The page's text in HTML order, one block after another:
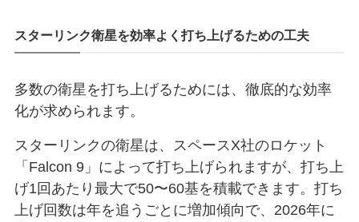
スターリンク衛星を効率よく打ち上げるための工夫
多数の衛星を打ち上げるためには、徹底的な効率
化が求められます。
スターリンクの衛星は、スペースX社のロケット
「Falcon 9」によって打ち上げられますが、打ち上
げ1回あたり最大で50〜60基を積載できます。打ち
上げ回数は年を追うごとに増加傾向で、2026年に